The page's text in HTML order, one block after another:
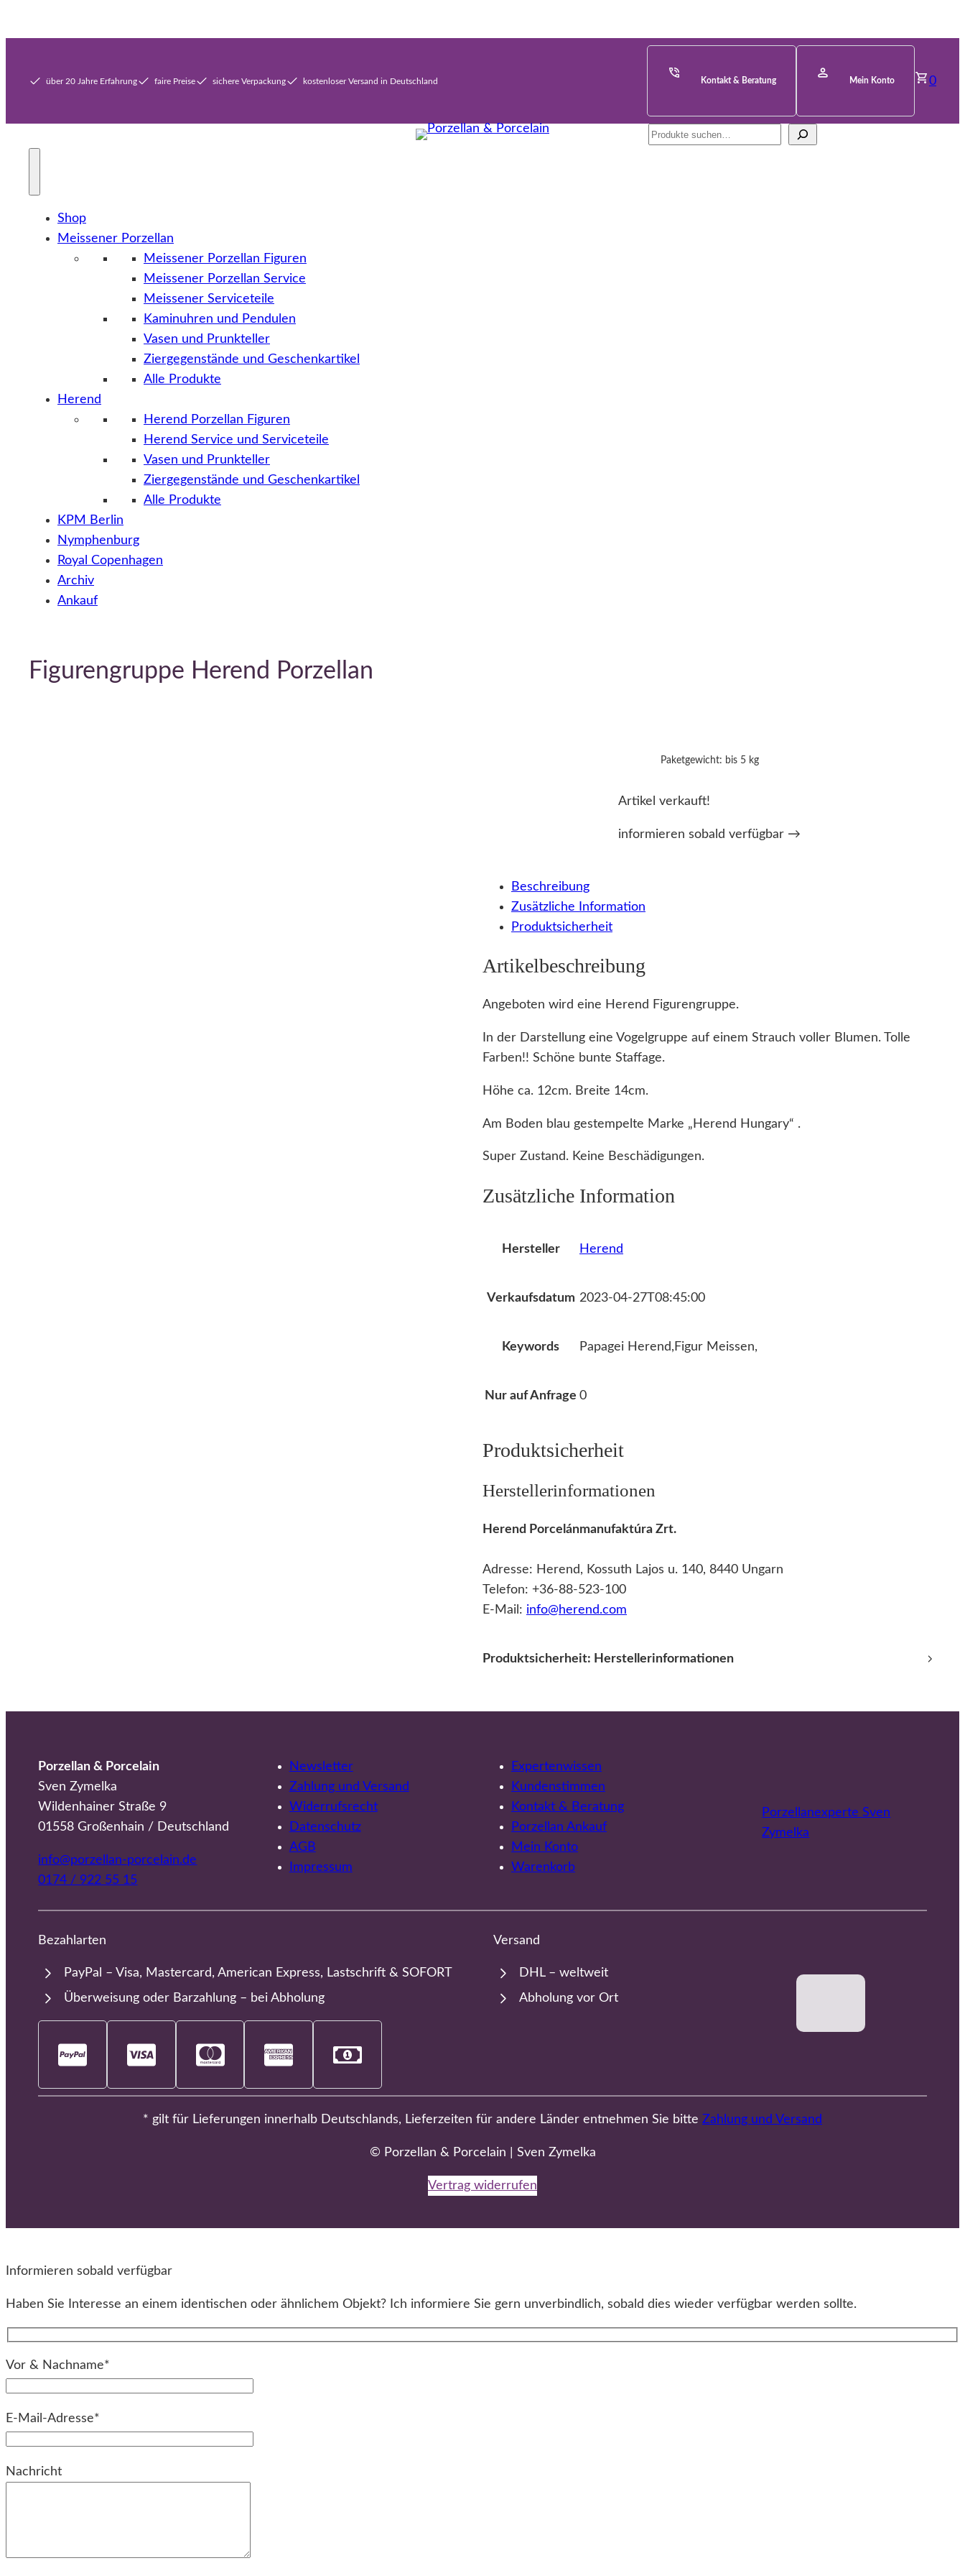
über 20 Jahre Erfahrung faire Preise sichere Verpackung kostenloser Versand in Deutschland Kontakt & Beratung Mein Konto 0
Suche
Shop
Meissener Porzellan
Meissener Porzellan Figuren
Meissener Porzellan Service
Meissener Serviceteile
Kaminuhren und Pendulen
Vasen und Prunkteller
Ziergegenstände und Geschenkartikel
Alle Produkte
Herend
Herend Porzellan Figuren
Herend Service und Serviceteile
Vasen und Prunkteller
Ziergegenstände und Geschenkartikel
Alle Produkte
KPM Berlin
Nymphenburg
Royal Copenhagen
Archiv
Ankauf
Figurengruppe Herend Porzellan
Paketgewicht: bis 5 kg
Artikel verkauft!
informieren sobald verfügbar →
Beschreibung
Zusätzliche Information
Produktsicherheit
Artikelbeschreibung
Angeboten wird eine Herend Figurengruppe.
In der Darstellung eine Vogelgruppe auf einem Strauch voller Blumen. Tolle
Farben!! Schöne bunte Staffage.
Höhe ca. 12cm. Breite 14cm.
Am Boden blau gestempelte Marke „Herend Hungary“ .
Super Zustand. Keine Beschädigungen.
Zusätzliche Information
Hersteller Herend
Verkaufsdatum 2023-04-27T08:45:00
Keywords Papagei Herend,Figur Meissen,
Nur auf Anfrage 0
Produktsicherheit
Herstellerinformationen
Herend Porcelánmanufaktúra Zrt.
Adresse: Herend, Kossuth Lajos u. 140, 8440 Ungarn
Telefon: +36-88-523-100
E-Mail: info@herend.com
Produktsicherheit: Herstellerinformationen
Porzellan & Porcelain
Sven Zymelka
Wildenhainer Straße 9
01558 Großenhain / Deutschland
info@porzellan-porcelain.de
0174 / 922 55 15
Newsletter
Zahlung und Versand
Widerrufsrecht
Datenschutz
AGB
Impressum
Expertenwissen
Kundenstimmen
Kontakt & Beratung
Porzellan Ankauf
Mein Konto
Warenkorb
Porzellanexperte Sven
Zymelka
Bezahlarten
PayPal – Visa, Mastercard, American Express, Lastschrift & SOFORT
Überweisung oder Barzahlung – bei Abholung
Versand
DHL – weltweit
Abholung vor Ort
* gilt für Lieferungen innerhalb Deutschlands, Lieferzeiten für andere Länder entnehmen Sie bitte Zahlung und Versand
© Porzellan & Porcelain | Sven Zymelka
Vertrag widerrufen
Informieren sobald verfügbar
Haben Sie Interesse an einem identischen oder ähnlichem Objekt? Ich informiere Sie gern unverbindlich, sobald dies wieder verfügbar werden sollte.
Vor & Nachname*
E-Mail-Adresse*
Nachricht